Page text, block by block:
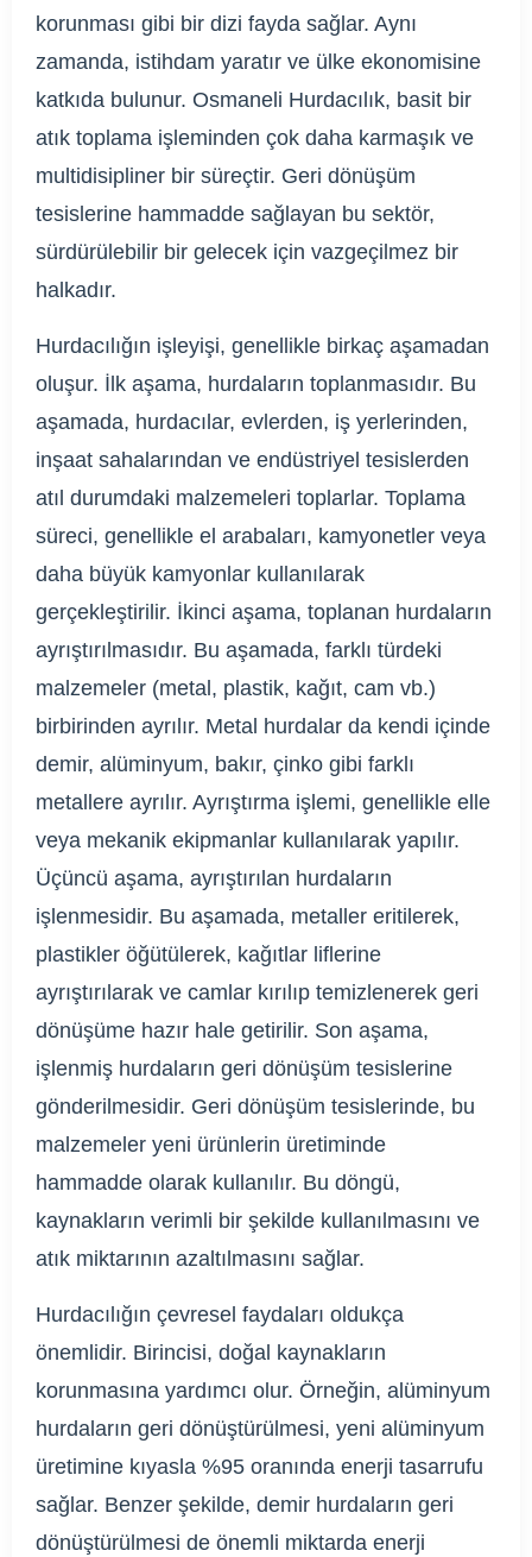
korunması gibi bir dizi fayda sağlar. Aynı
zamanda, istihdam yaratır ve ülke ekonomisine
katkıda bulunur. Osmaneli Hurdacılık, basit bir
atık toplama işleminden çok daha karmaşık ve
multidisipliner bir süreçtir. Geri dönüşüm
tesislerine hammadde sağlayan bu sektör,
sürdürülebilir bir gelecek için vazgeçilmez bir
halkadır.
Hurdacılığın işleyişi, genellikle birkaç aşamadan
oluşur. İlk aşama, hurdaların toplanmasıdır. Bu
aşamada, hurdacılar, evlerden, iş yerlerinden,
inşaat sahalarından ve endüstriyel tesislerden
atıl durumdaki malzemeleri toplarlar. Toplama
süreci, genellikle el arabaları, kamyonetler veya
daha büyük kamyonlar kullanılarak
gerçekleştirilir. İkinci aşama, toplanan hurdaların
ayrıştırılmasıdır. Bu aşamada, farklı türdeki
malzemeler (metal, plastik, kağıt, cam vb.)
birbirinden ayrılır. Metal hurdalar da kendi içinde
demir, alüminyum, bakır, çinko gibi farklı
metallere ayrılır. Ayrıştırma işlemi, genellikle elle
veya mekanik ekipmanlar kullanılarak yapılır.
Üçüncü aşama, ayrıştırılan hurdaların
işlenmesidir. Bu aşamada, metaller eritilerek,
plastikler öğütülerek, kağıtlar liflerine
ayrıştırılarak ve camlar kırılıp temizlenerek geri
dönüşüme hazır hale getirilir. Son aşama,
işlenmiş hurdaların geri dönüşüm tesislerine
gönderilmesidir. Geri dönüşüm tesislerinde, bu
malzemeler yeni ürünlerin üretiminde
hammadde olarak kullanılır. Bu döngü,
kaynakların verimli bir şekilde kullanılmasını ve
atık miktarının azaltılmasını sağlar.
Hurdacılığın çevresel faydaları oldukça
önemlidir. Birincisi, doğal kaynakların
korunmasına yardımcı olur. Örneğin, alüminyum
hurdaların geri dönüştürülmesi, yeni alüminyum
üretimine kıyasla %95 oranında enerji tasarrufu
sağlar. Benzer şekilde, demir hurdaların geri
dönüştürülmesi de önemli miktarda enerji